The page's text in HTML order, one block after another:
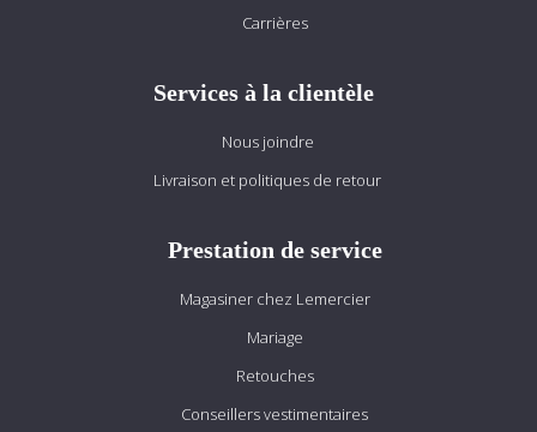
Carrières
Services à la clientèle
Nous joindre
Livraison et politiques de retour
Prestation de service
Magasiner chez Lemercier
Mariage
Retouches
Conseillers vestimentaires